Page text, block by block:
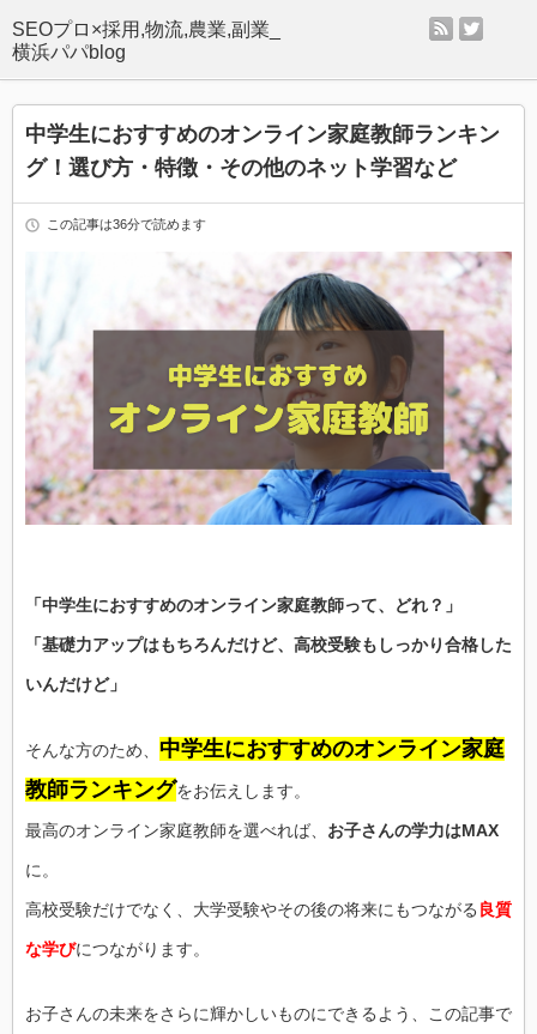
SEOプロ×採用,物流,農業,副業_
横浜パパblog
rss
中学生におすすめのオンライン家庭教師ランキン
グ！選び方・特徴・その他のネット学習など
この記事は36分で読めます
「中学生におすすめのオンライン家庭教師って、どれ？」
「基礎力アップはもちろんだけど、高校受験もしっかり合格した
いんだけど」
そんな方のため、 中学生におすすめのオンライン家庭
教師ランキングをお伝えします。
最高のオンライン家庭教師を選べれば、 お子さんの学力はMAX
に。
高校受験だけでなく、大学受験やその後の将来にもつながる 良質
な学びにつながります。
お子さんの未来をさらに輝かしいものにできるよう、この記事で